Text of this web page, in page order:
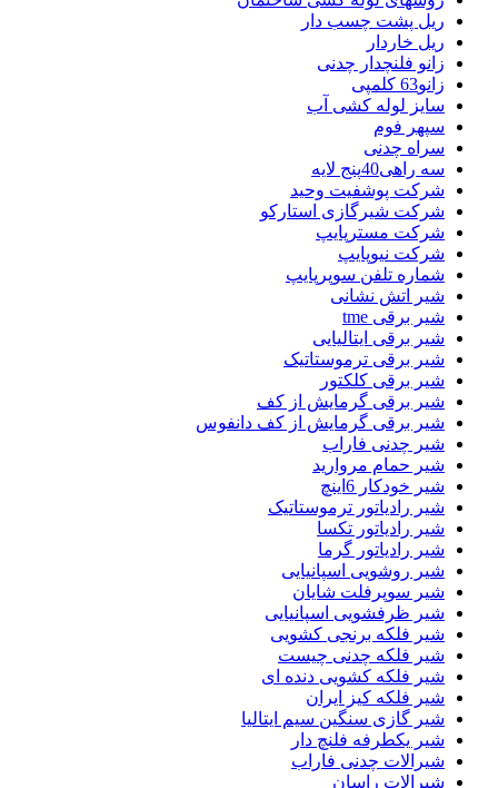
ریل پشت چسب دار
ریل خاردار
زانو فلنچدار چدنی
زانو63 کلمپی
سایز لوله کشی آب
سپهر فوم
سراه چدنی
سه راهی40پنج لایه
شرکت پوشفیت وحید
شرکت شیرگازی استارکو
شرکت مسترپایپ
شرکت نیوپایپ
شماره تلفن سوپرپایپ
شیر اتش نشانی
شیر برقی tme
شیر برقی ایتالیایی
شیر برقی ترموستاتیک
شیر برقی کلکتور
شیر برقی گرمایش از کف
شیر برقی گرمایش از کف دانفوس
شیر چدنی فاراب
شیر حمام مروارید
شیر خودکار 6اینچ
شیر رادیاتور ترموستاتیک
شیر رادیاتور تکسا
شیر رادیاتور گرما
شیر روشویی اسپانیایی
شیر سوپرفلت شایان
شیر ظرفشویی اسپانیایی
شیر فلکه برنجی کشویی
شیر فلکه چدنی چیست
شیر فلکه کشویی دنده ای
شیر فلکه کیز ایران
شیر گازی سنگین سیم ایتالیا
شیر یکطرفه فلنچ دار
شیرالات چدنی فاراب
شیرالات راسان